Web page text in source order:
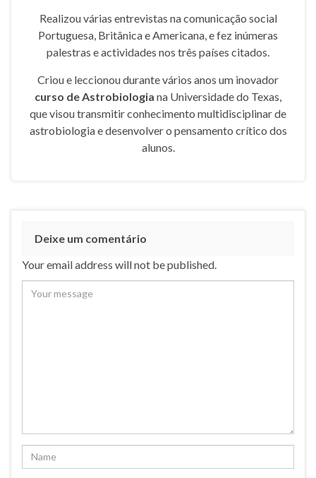
Realizou várias entrevistas na comunicação social
Portuguesa, Britânica e Americana, e fez inúmeras
palestras e actividades nos três países citados.
Criou e leccionou durante vários anos um inovador
curso de Astrobiologia na Universidade do Texas,
que visou transmitir conhecimento multidisciplinar de
astrobiologia e desenvolver o pensamento crítico dos
alunos.
Deixe um comentário
Your email address will not be published.